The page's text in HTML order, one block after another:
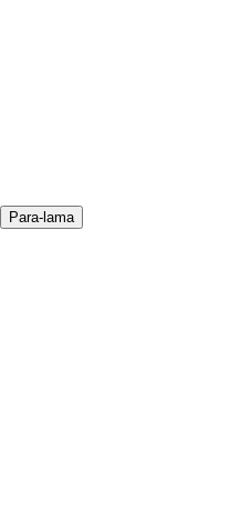
Para-lama